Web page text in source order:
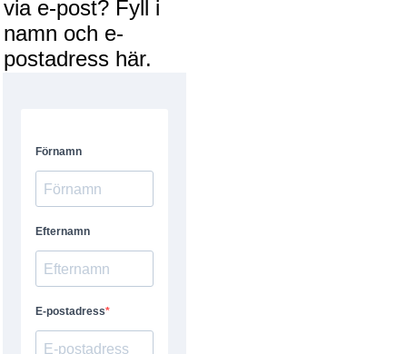
via e-post? Fyll i
namn och e-
postadress här.